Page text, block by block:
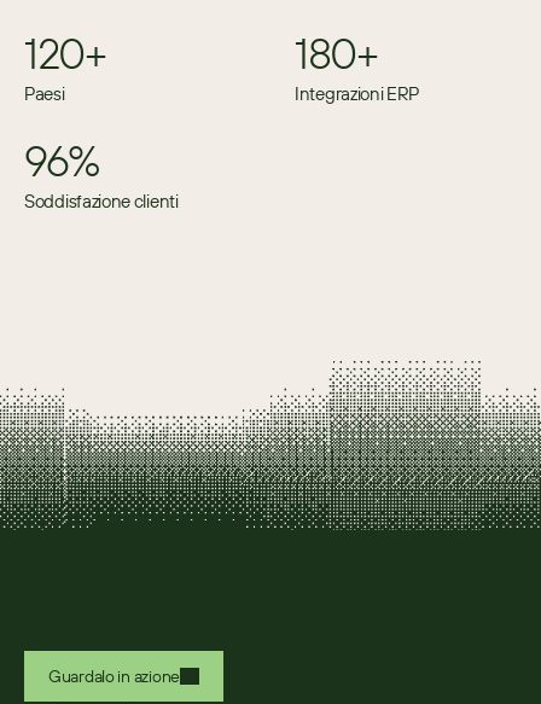
120+
Paesi
180+
Integrazioni ERP
96%
Soddisfazione clienti
Guardalo in azione